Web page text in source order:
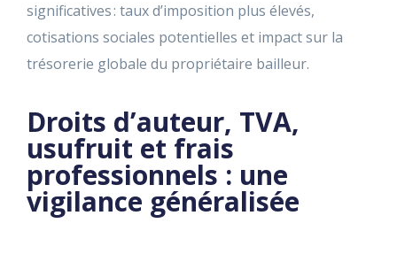
significatives : taux d’imposition plus élevés,
cotisations sociales potentielles et impact sur la
trésorerie globale du propriétaire bailleur.
Droits d’auteur, TVA,
usufruit et frais
professionnels : une
vigilance généralisée